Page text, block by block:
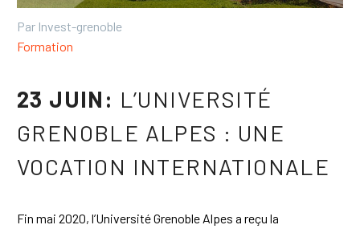
Par Invest-grenoble
Formation
23 JUIN: L’UNIVERSITÉ
GRENOBLE ALPES : UNE
VOCATION INTERNATIONALE
Fin mai 2020, l’Université Grenoble Alpes a reçu la